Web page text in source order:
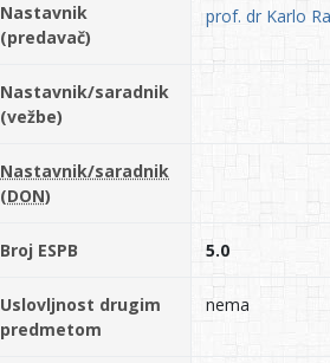
Nastavnik
(predavač)
prof. dr Karlo
Nastavnik/saradnik
(vežbe)
Nastavnik/saradnik
(DON)
Broj ESPB 5.0
Uslovljnost drugim
predmetom
nema